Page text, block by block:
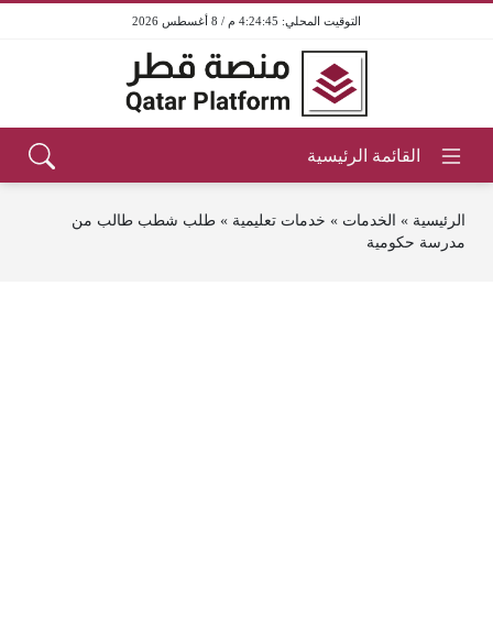
4:24:45 م / 8 أغسطس 2026
الرئيسية » الخدمات » خدمات تعليمية » طلب شطب طالب من
مدرسة حكومية